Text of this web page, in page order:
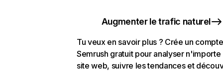
Augmenter le trafic naturel
Tu veux en savoir plus ? Crée un compte
Semrush gratuit pour analyser n'importe
site web, suivre les tendances et